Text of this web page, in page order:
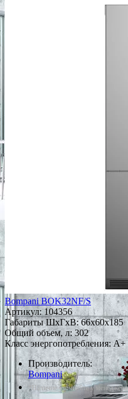
Bompani BOK32NF/S
Артикул:104356
Габариты ШxГxВ: 66x60x185
Общий объем, л: 302
Класс энергопотребления: A+
Производитель:
Bompani
*Наличие уточняйте у менеджера